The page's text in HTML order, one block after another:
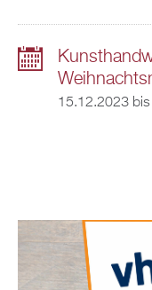
15.12.2023bis